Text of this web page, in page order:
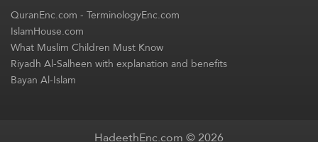
QuranEnc.com-TerminologyEnc.com
IslamHouse.com
What Muslim Children Must Know
Riyadh Al-Salheen with explanation and benefits
Bayan Al-Islam
HadeethEnc.com © 2026